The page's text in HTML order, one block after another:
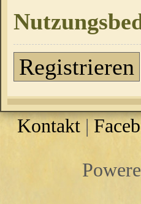
Registrieren
Kontakt |